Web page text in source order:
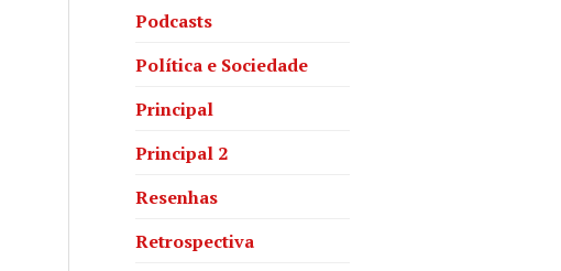
Podcasts
Política e Sociedade
Principal
Principal 2
Resenhas
Retrospectiva